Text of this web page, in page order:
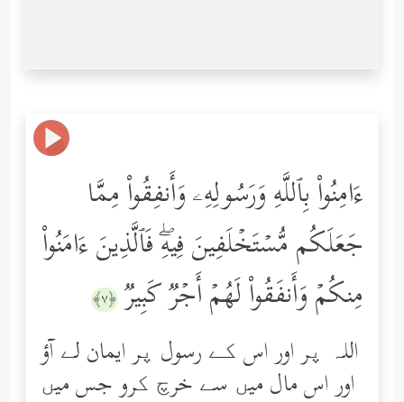
ءَامِنُواْ بِٱللَّهِ وَرَسُولِهِۦ وَأَنفِقُواْ مِمَّا
جَعَلَكُم مُّسۡتَخۡلَفِینَ فِیهِۖ فَٱلَّذِینَ ءَامَنُواْ
مِنكُمۡ وَأَنفَقُواْ لَهُمۡ أَجۡرࣱ كَبِیرࣱ ﴿٧﴾
اللہ پر اور اس کے رسول پر ایمان لے آؤ
اور اس مال میں سے خرچ کرو جس میں